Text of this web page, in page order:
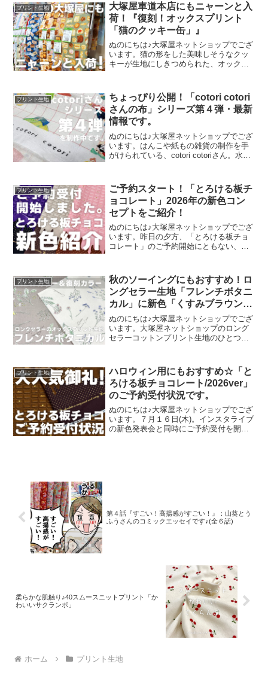
プリント生地
大塚屋車道本店にもニャーンと入
荷！『復刻！オックスプリント
「猫のクッキー缶」』
ぬのにちは♪大塚屋ネットショップでござ
います。猫の形をした美味しそうなクッ
キーが生地にしきつめられた、オックス
した。ご予約をくださっていましたお客
様への発送が完了し、現
プリント生地
ちょっぴり公開！「cotori cotori
さんの布」シリーズ第４弾・最新
情報です。
ぬのにちは♪大塚屋ネットショップでござ
います。はんこや紙もの雑貨の制作を手
がけられている、cotori cotoriさん。水彩
開されています。cotori cotori
プリント生地
ご予約スタート！「とろける板チ
ョコレート」2026年の新色コン
セプトをご紹介！
ぬのにちは♪大塚屋ネットショップでござ
います。昨日の夕方、「とろける板チョ
コレート」のご予約開始にともない、イ
ます。およそ30分程度です。この投稿を
Instagramで見
プリント生地
秋のソーイングにもおすすめ！ロ
ングセラー生地「フレンチボタニ
カル」に新色「くすみブラウン」
が登場！
ぬのにちは♪大塚屋ネットショップでござ
います。大塚屋ネットショップのロング
セラーコットンプリント生地のひとつ
た「ペールピンク」の再販が、この度決
定いたしました。2026
プリント生地
ハロウィン用にもおすすめ☆「と
ろける板チョコレート/2026ver」
のご予約受付状況です。
ぬのにちは♪大塚屋ネットショップでござ
います。７月１６日(木)。インスタライブ
の新色発表会と同時にご予約受付を開始
第４話『すごい！高揚感がすごい！』：山葵とう
ふうさんのコミックエッセイです♪(全６話)
柔らかな肌触り♪40スムースニットプリント「か
わいいサクランボ」
ホーム プリント生地